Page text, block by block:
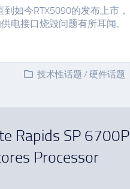
如今RTX5090的发布上市，
电接口烧毁问题有所耳闻。
技术性话题 / 硬件话题
Rapids SP 6700P
Processor